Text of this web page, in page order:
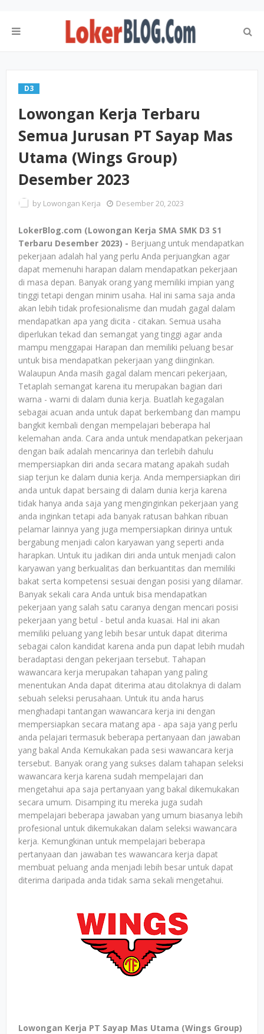
D3
Lowongan Kerja Terbaru
Semua Jurusan PT Sayap Mas
Utama (Wings Group)
Desember 2023
by Lowongan Kerja Desember 20, 2023
LokerBlog.com (Lowongan Kerja SMA SMK D3 S1
Terbaru Desember 2023) - Berjuang untuk mendapatkan
pekerjaan adalah hal yang perlu Anda perjuangkan agar
dapat memenuhi harapan dalam mendapatkan pekerjaan
di masa depan. Banyak orang yang memiliki impian yang
tinggi tetapi dengan minim usaha. Hal ini sama saja anda
akan lebih tidak profesionalisme dan mudah gagal dalam
mendapatkan apa yang dicita - citakan. Semua usaha
diperlukan tekad dan semangat yang tinggi agar anda
mampu menggapai Harapan dan memiliki peluang besar
untuk bisa mendapatkan pekerjaan yang diinginkan.
Walaupun Anda masih gagal dalam mencari pekerjaan,
Tetaplah semangat karena itu merupakan bagian dari
warna - warni di dalam dunia kerja. Buatlah kegagalan
sebagai acuan anda untuk dapat berkembang dan mampu
bangkit kembali dengan mempelajari beberapa hal
kelemahan anda. Cara anda untuk mendapatkan pekerjaan
dengan baik adalah mencarinya dan terlebih dahulu
mempersiapkan diri anda secara matang apakah sudah
siap terjun ke dalam dunia kerja. Anda mempersiapkan diri
anda untuk dapat bersaing di dalam dunia kerja karena
tidak hanya anda saja yang menginginkan pekerjaan yang
anda inginkan tetapi ada banyak ratusan bahkan ribuan
pelamar lainnya yang juga mempersiapkan dirinya untuk
bergabung menjadi calon karyawan yang seperti anda
harapkan. Untuk itu jadikan diri anda untuk menjadi calon
karyawan yang berkualitas dan berkuantitas dan memiliki
bakat serta kompetensi sesuai dengan posisi yang dilamar.
Banyak sekali cara Anda untuk bisa mendapatkan
pekerjaan yang salah satu caranya dengan mencari posisi
pekerjaan yang betul - betul anda kuasai. Hal ini akan
memiliki peluang yang lebih besar untuk dapat diterima
sebagai calon kandidat karena anda pun dapat lebih mudah
beradaptasi dengan pekerjaan tersebut. Tahapan
wawancara kerja merupakan tahapan yang paling
menentukan Anda dapat diterima atau ditolaknya di dalam
sebuah seleksi perusahaan. Untuk itu anda harus
menghadapi tantangan wawancara kerja ini dengan
mempersiapkan secara matang apa - apa saja yang perlu
anda pelajari termasuk beberapa pertanyaan dan jawaban
yang bakal Anda Kemukakan pada sesi wawancara kerja
tersebut. Banyak orang yang sukses dalam tahapan seleksi
wawancara kerja karena sudah mempelajari dan
mengetahui apa saja pertanyaan yang bakal dikemukakan
secara umum. Disamping itu mereka juga sudah
mempelajari beberapa jawaban yang umum biasanya lebih
profesional untuk dikemukakan dalam seleksi wawancara
kerja. Kemungkinan untuk mempelajari beberapa
pertanyaan dan jawaban tes wawancara kerja dapat
membuat peluang anda menjadi lebih besar untuk dapat
diterima daripada anda tidak sama sekali mengetahui.
Lowongan Kerja PT Sayap Mas Utama (Wings Group)